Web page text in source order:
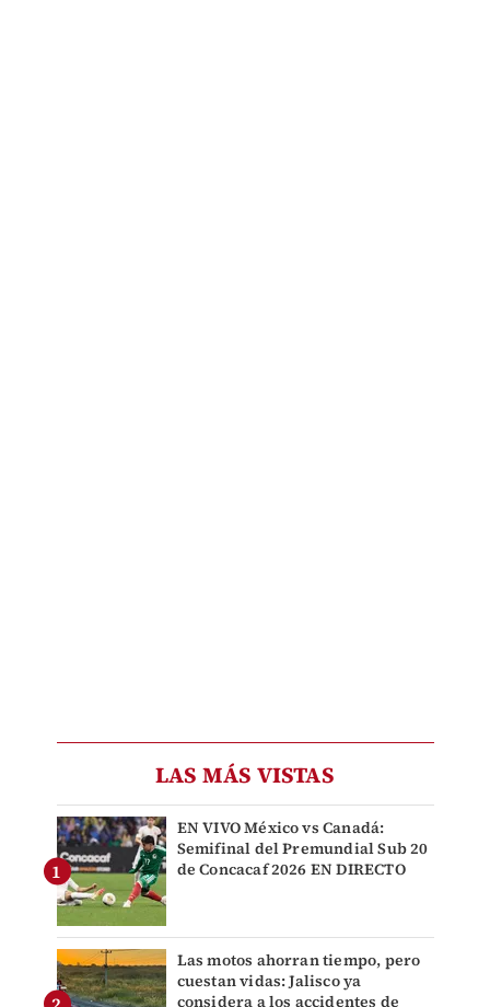
LAS MÁS VISTAS
EN VIVO México vs Canadá:
Semifinal del Premundial Sub 20
de Concacaf 2026 EN DIRECTO
Las motos ahorran tiempo, pero
cuestan vidas: Jalisco ya
considera a los accidentes de